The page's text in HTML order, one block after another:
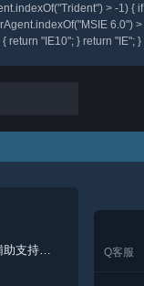
> -1) { if
6.0") >
return "IE10"; } return "IE"; }
CS2极光辅助支持完美 Q客服